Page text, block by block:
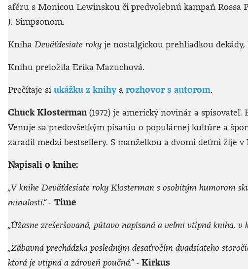
aféru s Monicou Lewinskou či predvolebnú kampaň Rossa
J. Simpsonom.
Kniha Deväťdesiate roky je nostalgickou prehliadkou
Knihu preložila Erika Mazuchová.
Prečítaje si ukážku z knihya rozhovor s autorom.
Chuck Klosterman (1972) je americký novinár a
Venuje sa predovšetkým písaniu o populárnej kultúre a
zaradil medzi bestsellery. S manželkou a dvomi deťmi žije v
Napísali o knihe:
„V knihe Deväťdesiate roky Klosterman s osobitým humorom
minulosti.“ - Time
„Úžasne zrešeršovaná, pútavo napísaná a veľmi vtipná kniha,
„Zábavná prechádzka posledným desaťročím dvadsiateho
ktorá je vtipná a zároveň poučná.“ - Kirkus